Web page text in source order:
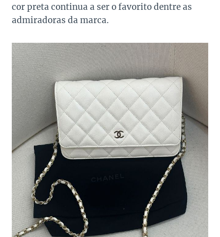
cor preta continua a ser o favorito dentre as
admiradoras da marca.